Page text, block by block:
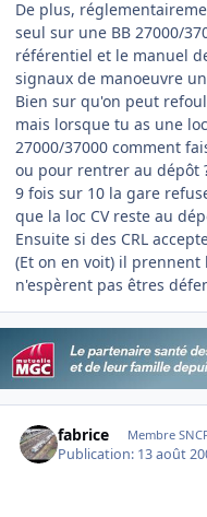
De plus,
seul sur une BB 27000/
référentiel et le manuel
signaux de manoeuvre
Bien sur qu'on peut
mais lorsque tu as une
27000/37000 comment
ou pour rentrer au dépôt
9 fois sur 10 la gare
que la loc CV reste au
Ensuite si des CRL
(Et on en voit) il
n'espèrent pas êtres
fabrice Membre
Publication: 13 août